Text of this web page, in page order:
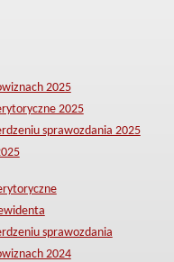
2025
2025
sprawozdania 2025
sprawozdania
2024